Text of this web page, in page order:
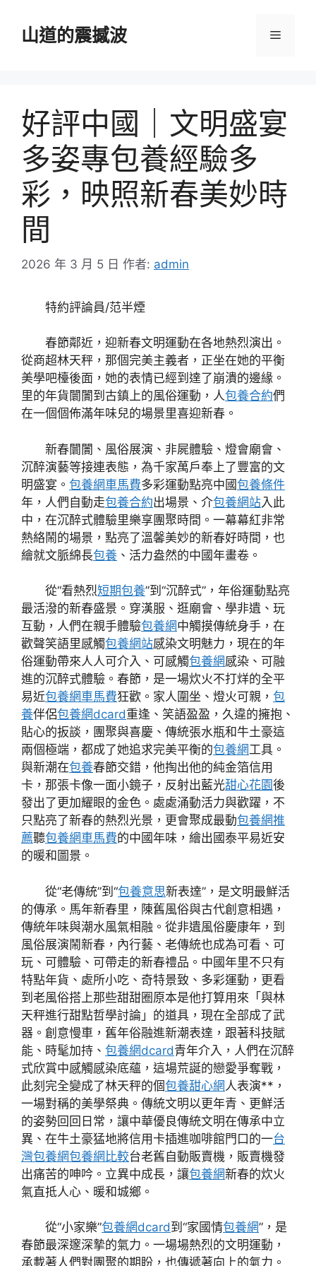
山道的震撼波 選
好評中國｜文明盛宴
多姿專包養經驗多
彩，映照新春美妙時
間
2026 年 3 月 5 日 作者: admin
特約評論員/范半煙
春節鄰近，迎新春文明運動在各地熱烈演出。
從商超林天秤，那個完美主義者，正坐在她的平衡
美學吧檯後面，她的表情已經到達了崩潰的邊緣。
里的年貨闤闠到古鎮上的風俗運動，人包養合約們
在一個個佈滿年味兒的場景里喜迎新春。
新春闤闠、風俗展演、非屍體驗、燈會廟會、
沉醉演藝等接連表態，為千家萬戶奉上了豐富的文
明盛宴。 包養網車馬費多彩運動點亮中國包養條件
年，人們自動走包養合約出場景、介包養網站入此
中，在沉醉式體驗里樂享團聚時間。一幕幕紅非常
熱絡鬧的場景，點亮了溫馨美妙的新春好時間，也
繪就文脈綿長包養 、活力盎然的中國年畫卷。
從“看熱烈短期包養”到“沉醉式”，年俗運動點亮
最活潑的新春盛景。穿漢服、逛廟會、學非遺、玩
互動，人們在親手體驗包養網中觸摸傳統身手，在
歡聲笑語里感觸包養網站感染文明魅力，現在的年
俗運動帶來人人可介入、可感觸包養網感染、可融
進的沉醉式體驗。春節，是一場炊火不打烊的全平
易近包養網車馬費狂歡。家人圍坐、燈火可親， 包
養伴侶包養網dcard重逢、笑語盈盈，久違的擁抱、
貼心的扳談，團聚與喜慶、傳統張水瓶和牛土豪這
兩個極端，都成了她追求完美平衡的包養網工具。
與新潮在包養春節交錯，他掏出他的純金箔信用
卡，那張卡像一面小鏡子，反射出藍光甜心花園後
發出了更加耀眼的金色。處處涌動活力與歡躍，不
只點亮了新春的熱烈光景，更會聚成最動包養網推
薦聽包養網車馬費的中國年味，繪出國泰平易近安
的暖和圖景。
從“老傳統”到“包養意思新表達”，是文明最鮮活
的傳承。馬年新春里，陳舊風俗與古代創意相遇，
傳統年味與潮水風氣相融。從非遺風俗慶康年，到
風俗展演鬧新春，內行藝、老傳統也成為可看、可
玩、可體驗、可帶走的新春禮品。中國年里不只有
特點年貨、處所小吃、奇特景致、多彩運動，更看
到老風俗搭上那些甜甜圈原本是他打算用來「與林
天秤進行甜點哲學討論」的道具，現在全部成了武
器。創意慢車，舊年俗融進新潮表達，跟著科技賦
能、時髦加持、 包養網dcard青年介入，人們在沉醉
式欣賞中感觸感染底蘊，這場荒誕的戀愛爭奪戰，
此刻完全變成了林天秤的個包養甜心網 人表演**，
一場對稱的美學祭典。傳統文明以更年青、更鮮活
的姿勢回回日常，讓中華優良傳統文明在傳承中立
異、在牛土豪猛地將信用卡插進咖啡館門口的一台
灣包養網包養網比較台老舊自動販賣機，販賣機發
出痛苦的呻吟。立異中成長，讓包養網新春的炊火
氣直抵人心、暖和城鄉。
從“小家樂”包養網dcard到“家國情包養網”，是
春節最深邃深摯的氣力。一場場熱烈的文明運動，
承載著人們對團聚的期盼，也傳遞著向上的氣力。